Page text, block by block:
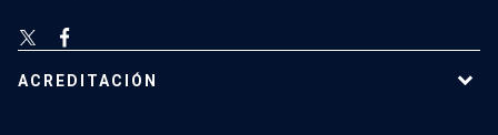
ACREDITACIÓN